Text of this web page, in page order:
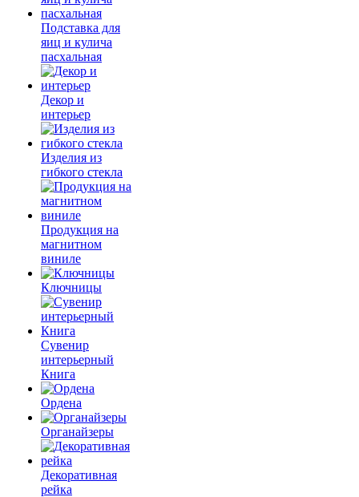
Подставка для
яиц и кулича
пасхальная
Декор и
интерьер
Изделия из
гибкого стекла
Продукция на
магнитном
виниле
Ключницы
Сувенир
интерьерный
Книга
Ордена
Органайзеры
Декоративная
рейка